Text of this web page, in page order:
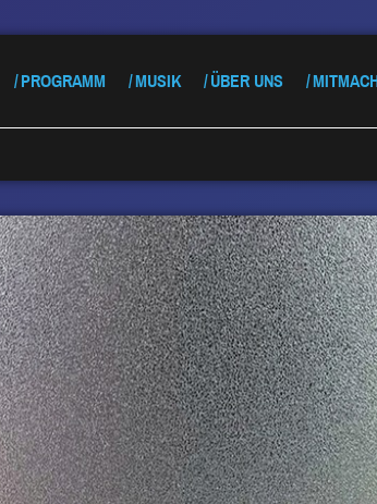
PROGRAMM MUSIK ÜBER UNS